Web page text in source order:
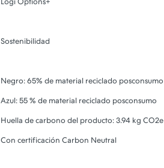
Sostenibilidad
Negro: 65% de material reciclado posconsumo
Azul: 55 % de material reciclado posconsumo
Huella de carbono del producto: 3.94 kg CO2e
Con certificación Carbon Neutral